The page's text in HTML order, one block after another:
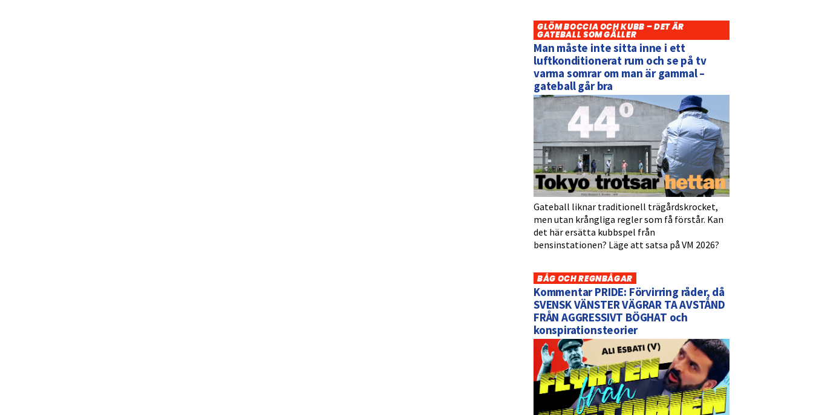
GLÖM BOCCIA OCH KUBB – DET ÄR
GATEBALL SOM GÄLLER
Man måste inte sitta inne i ett
luftkonditionerat rum och se på tv
varma somrar om man är gammal –
gateball går bra
Gateball liknar traditionell trägårdskrocket,
men utan krångliga regler som få förstår. Kan
det här ersätta kubbspel från
bensinstationen? Läge att satsa på VM 2026?
BÅG OCH REGNBÅGAR
Kommentar PRIDE: Förvirring råder, då
SVENSK VÄNSTER VÄGRAR TA AVSTÅND
FRÅN AGGRESSIVT BÖGHAT och
konspirationsteorier